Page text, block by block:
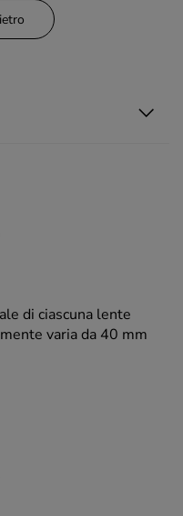
di ciascuna lente
varia da 40 mm